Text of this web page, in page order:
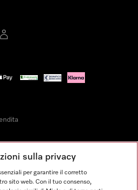
sulla privacy
per garantire il corretto
sito web. Con il tuo consenso,